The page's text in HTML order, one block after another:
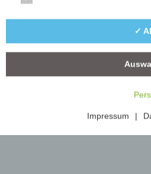
Anschrift, E-Mail-Adresse oder
stets im Einklang mit der
mit den für uns geltenden
dieser Datenschutzerklärung möchte
personenbezogenen Daten
Wir haben als für die Verarbeitung
organisatorische Maßnahmen
der über diese Internetseite
✓
Impressum |